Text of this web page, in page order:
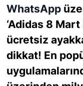
WhatsApp
‘Adidas 8
ücretsiz
dikkat! En
SPOR
TEKNOLOJİ
TÜRKİYE VE